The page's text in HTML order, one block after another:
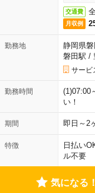
交通費
月収例
勤務地
静岡県
磐田駅 /
サービ
勤務時間
(1)07:00
い！
期間 即日～2
特徴 日払い
ル不要
気になる！